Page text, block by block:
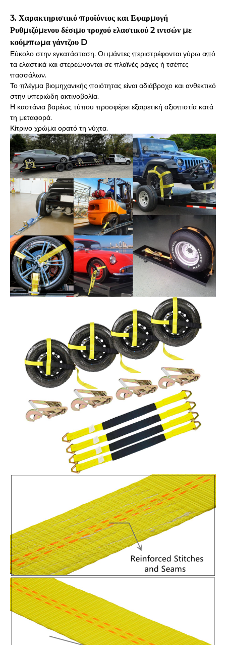
3. Χαρακτηριστικό προϊόντος και Εφαρμογή
Ρυθμιζόμενου δέσιμο τροχού ελαστικού 2 ιντσών με
κούμπωμα γάντζου D
Εύκολο στην εγκατάσταση. Οι ιμάντες περιστρέφονται γύρω από
τα ελαστικά και στερεώνονται σε πλαϊνές ράγες ή τσέπες
πασσάλων.
Το πλέγμα βιομηχανικής ποιότητας είναι αδιάβροχο και ανθεκτικό
στην υπεριώδη ακτινοβολία.
Η καστάνια βαρέως τύπου προσφέρει εξαιρετική αξιοπιστία κατά
τη μεταφορά.
Κίτρινο χρώμα ορατό τη νύχτα.